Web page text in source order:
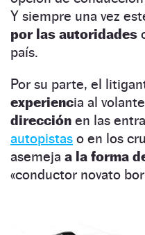
Y siempre una vez
por las autoridades
país.
Por su parte, el
experiencia al
dirección en las
autopistas o en los
asemeja a la forma
«conductor novato